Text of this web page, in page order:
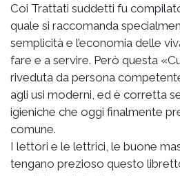
Coi Trattati suddetti fu
quale si raccomanda
semplicità e l’economia delle
fare e a servire. Però questa
riveduta da persona
agli usi moderni, ed è corretta
igieniche che oggi finalmente
comune.
I lettori e le lettrici, le buone
tengano prezioso questo